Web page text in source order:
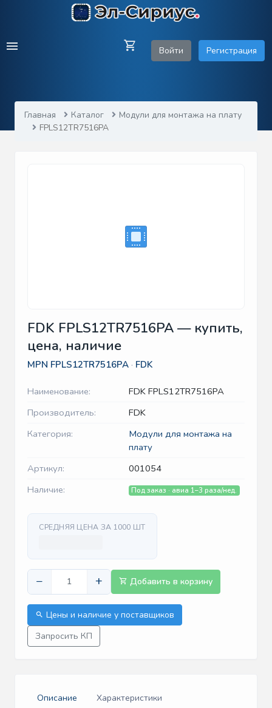
Войти Регистрация
Главная Каталог
Модули для монтажа на плату
FPLS12TR7516PA
FDK FPLS12TR7516PA — купить,
цена, наличие
MPN FPLS12TR7516PA · FDK
Наименование:
FDK FPLS12TR7516PA
Производитель:
FDK
Категория:
Модули для монтажа на
плату
Артикул:
001054
Наличие:
Под заказ · авиа 1–3 раза/нед.
СРЕДНЯЯ ЦЕНА ЗА 1000 ШТ
− + Добавить в корзину
Цены и наличие у поставщиков
Запросить КП
Описание
Характеристики